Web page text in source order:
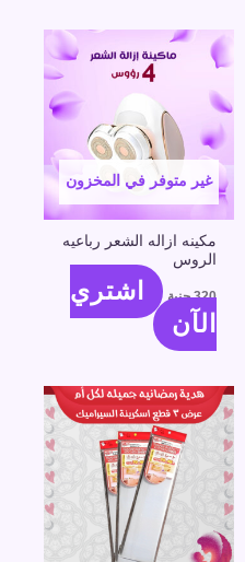
غير متوفر في المخزون
مكينه ازاله الشعر رباعيه
الروس
320 جنية
اشتري
الآن